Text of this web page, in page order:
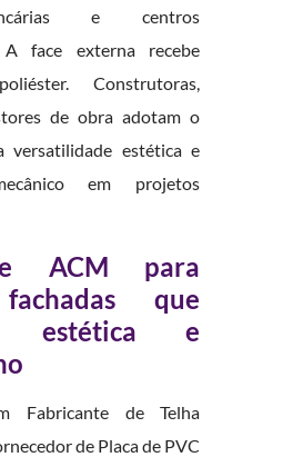
e centros
A face externa recebe
Construtoras,
de obra adotam o
versatilidade estética e
em projetos
ACM para
que
estética e
Fabricante de Telha
de Placa de PVC